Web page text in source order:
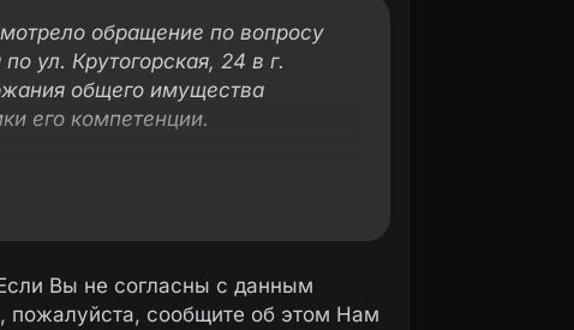
обращение по вопросу
ул. Крутогорская, 24 в г.
общего имущества
его компетенции.
содержание общего имущества
существу.
Вы не согласны с данным
пожалуйста, сообщите об этом Нам